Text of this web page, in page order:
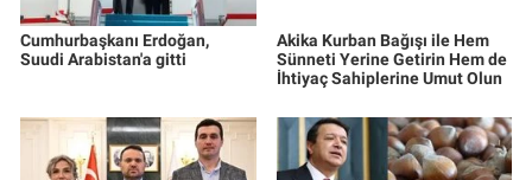
Cumhurbaşkanı Erdoğan,
Suudi Arabistan'a gitti
Akika Kurban Bağışı ile Hem
Sünneti Yerine Getirin Hem de
İhtiyaç Sahiplerine Umut Olun